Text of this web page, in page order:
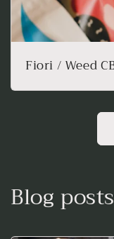
Fiori / Weed
Blog posts